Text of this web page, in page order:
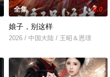
全集 8.0
娘子，别这样
2026 / 中国大陆 / 王昭＆恩璟